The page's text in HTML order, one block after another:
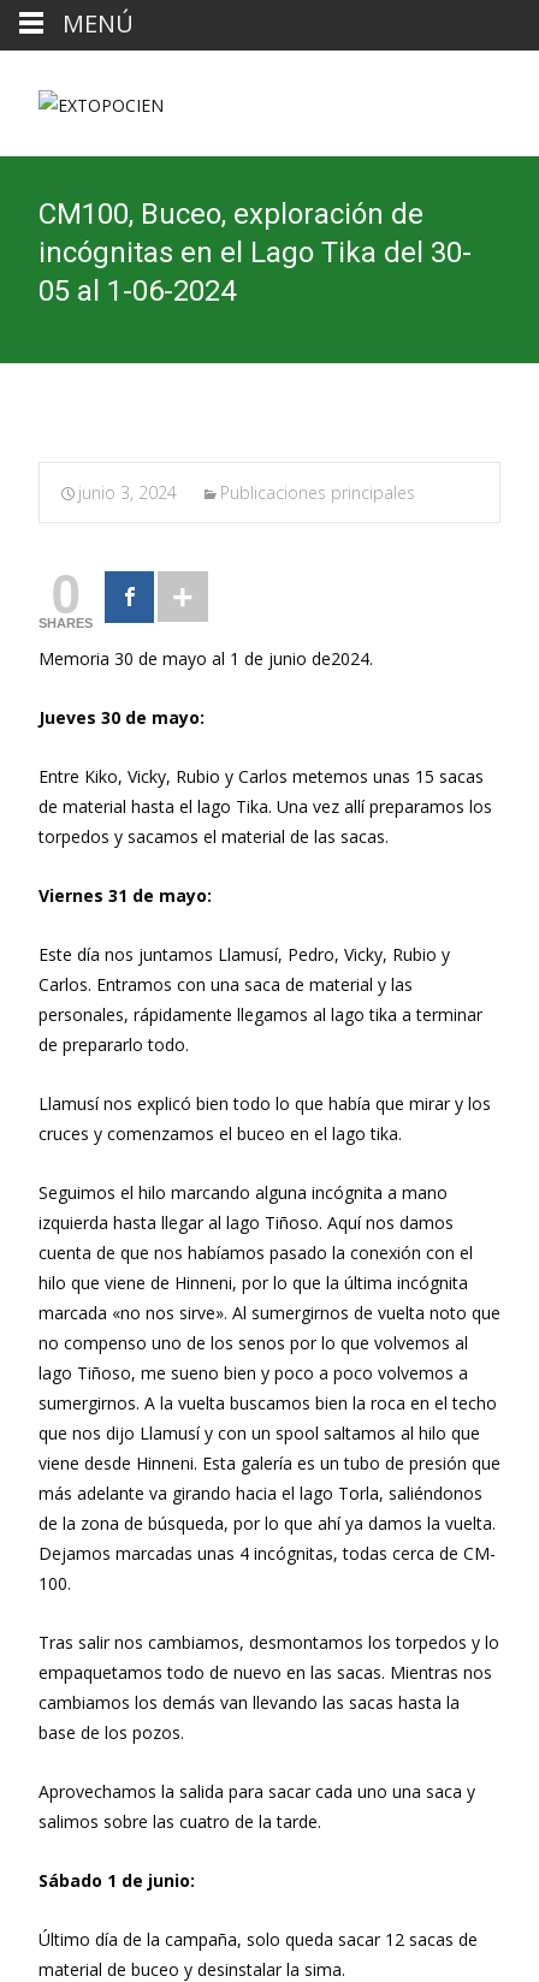
CM100, Buceo, exploración de
incógnitas en el Lago Tika del 30-
05 al 1-06-2024
junio 3, 2024 Publicaciones principales
0
SHARES
Memoria 30 de mayo al 1 de junio de2024.
Jueves 30 de mayo:
Entre Kiko, Vicky, Rubio y Carlos metemos unas 15 sacas
de material hasta el lago Tika. Una vez allí preparamos los
torpedos y sacamos el material de las sacas.
Viernes 31 de mayo:
Este día nos juntamos Llamusí, Pedro, Vicky, Rubio y
Carlos. Entramos con una saca de material y las
personales, rápidamente llegamos al lago tika a terminar
de prepararlo todo.
Llamusí nos explicó bien todo lo que había que mirar y los
cruces y comenzamos el buceo en el lago tika.
Seguimos el hilo marcando alguna incógnita a mano
izquierda hasta llegar al lago Tiñoso. Aquí nos damos
cuenta de que nos habíamos pasado la conexión con el
hilo que viene de Hinneni, por lo que la última incógnita
marcada «no nos sirve». Al sumergirnos de vuelta noto que
no compenso uno de los senos por lo que volvemos al
lago Tiñoso, me sueno bien y poco a poco volvemos a
sumergirnos. A la vuelta buscamos bien la roca en el techo
que nos dijo Llamusí y con un spool saltamos al hilo que
viene desde Hinneni. Esta galería es un tubo de presión que
más adelante va girando hacia el lago Torla, saliéndonos
de la zona de búsqueda, por lo que ahí ya damos la vuelta.
Dejamos marcadas unas 4 incógnitas, todas cerca de CM-
100.
Tras salir nos cambiamos, desmontamos los torpedos y lo
empaquetamos todo de nuevo en las sacas. Mientras nos
cambiamos los demás van llevando las sacas hasta la
base de los pozos.
Aprovechamos la salida para sacar cada uno una saca y
salimos sobre las cuatro de la tarde.
Sábado 1 de junio:
Último día de la campaña, solo queda sacar 12 sacas de
material de buceo y desinstalar la sima.
MENÚ